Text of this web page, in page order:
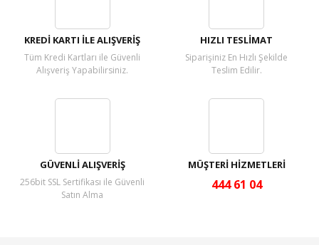
KREDİ KARTI İLE ALIŞVERİŞ
Tüm Kredi Kartları ile Güvenli
Alışveriş Yapabilirsiniz.
HIZLI TESLİMAT
Siparişiniz En Hızlı Şekilde
Teslim Edilir.
GÜVENLİ ALIŞVERİŞ
256bit SSL Sertifikası ile Güvenli
Satın Alma
MÜŞTERİ HİZMETLERİ
444 61 04